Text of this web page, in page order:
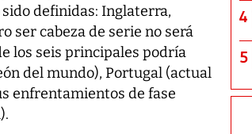
definidas: Inglaterra,
ser cabeza de serie no será
los seis principales podría
del mundo), Portugal (actual
enfrentamientos de fase
4
5